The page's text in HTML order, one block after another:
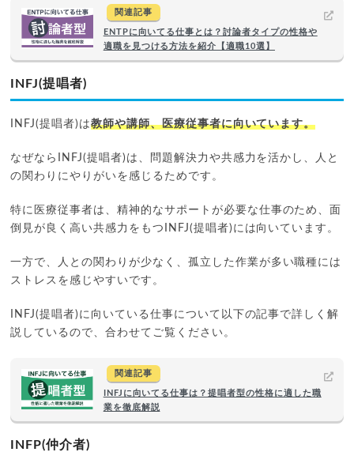
関連記事
ENTPに向いてる仕事とは？討論者タイプの性格や
適職を見つける方法を紹介【適職10選】
INFJ(提唱者)
INFJ(提唱者)は教師や講師、医療従事者に向いています。
なぜならINFJ(提唱者)は、問題解決力や共感力を活かし、人と
の関わりにやりがいを感じるためです。
特に医療従事者は、精神的なサポートが必要な仕事のため、面
倒見が良く高い共感力をもつINFJ(提唱者)には向いています。
一方で、人との関わりが少なく、孤立した作業が多い職種には
ストレスを感じやすいです。
INFJ(提唱者)に向いている仕事について以下の記事で詳しく解
説しているので、合わせてご覧ください。
関連記事
INFJに向いてる仕事は？提唱者型の性格に適した職
業を徹底解説
INFP(仲介者)